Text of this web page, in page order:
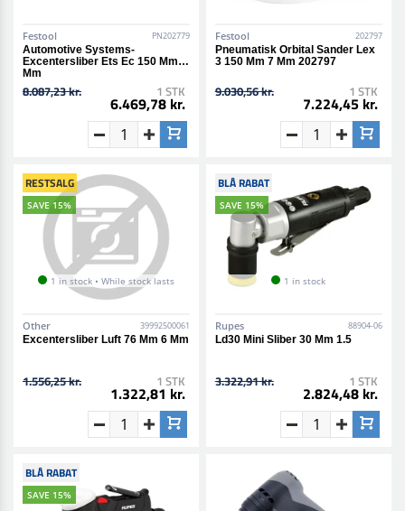
Festool PN202779
Automotive Systems-
Excentersliber Ets Ec 150 Mm 3
Mm
8.087,23 kr. 1 STK
6.469,78 kr.
Festool 202797
Pneumatisk Orbital Sander Lex
3 150 Mm 7 Mm 202797
9.030,56 kr. 1 STK
7.224,45 kr.
RESTSALG
SAVE 15%
1 in stock • While stock lasts
Other 39992500061
Excentersliber Luft 76 Mm 6 Mm
1.556,25 kr. 1 STK
1.322,81 kr.
BLÅ RABAT
SAVE 15%
1 in stock
Rupes 88904-06
Ld30 Mini Sliber 30 Mm 1.5
3.322,91 kr. 1 STK
2.824,48 kr.
BLÅ RABAT
SAVE 15%